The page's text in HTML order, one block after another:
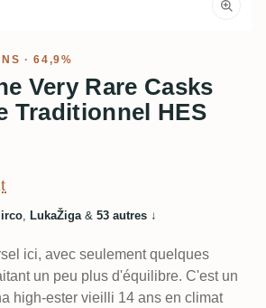
· 64,9%
Very Rare Casks
Traditionnel HES
, LukaŽiga& 53 autres ↓
ici, avec seulement quelques
un peu plus d'équilibre. C'est un
high-ester vieilli 14 ans en climat